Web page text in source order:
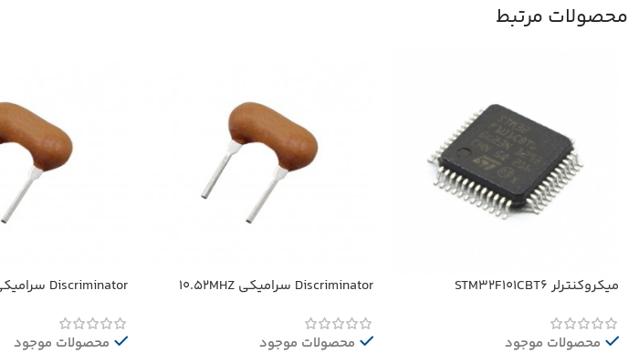
محصولات مرتبط
میکروکنترلر STM32F101CBT6
محصولات موجود
Discriminator سرامیکی 10.52MHZ
محصولات موجود
Discriminator سرامیکی 10.52MHZ
محصولات موجود